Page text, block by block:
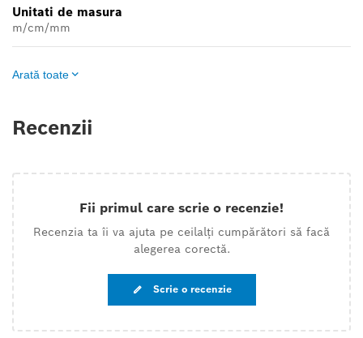
Unitati de masura
m/cm/mm
Arată toate
Recenzii
Fii primul care scrie o recenzie!
Recenzia ta îi va ajuta pe ceilalți cumpărători să facă
alegerea corectă.
Scrie o recenzie